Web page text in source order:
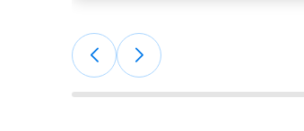
Online-Bestellportal, pünktliche
Lieferungen"; Jan Marcus G, ARCAL